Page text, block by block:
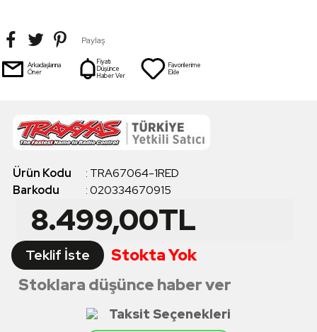
Paylaş
Arkadaşlarına
Öner
Fiyatı
Düşünce
Haber Ver
Favorilerime
Ekle
Ürün Kodu : TRA67064-1RED
Barkodu
:020334670915
8.499,00TL
Teklif İste
Stokta Yok
Stoklara düşünce haber ver
Taksit Seçenekleri